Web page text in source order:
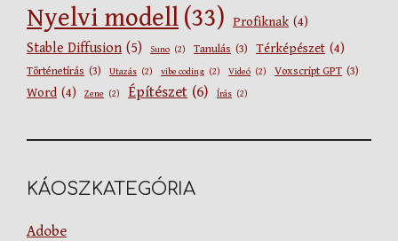
Nyelvi modell (33) Profiknak (4)
Stable Diffusion (5) Suno (2) Tanulás (3) Térképészet (4)
Történetírás (3) Utazás (2) vibe coding (2) Videó (2) Voxscript GPT (3)
Word (4) Zene (2) Építészet (6) Írás (2)
KÁOSZKATEGÓRIA
Adobe